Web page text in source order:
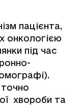
пацієнта,
онкологією
під час
хвороби та